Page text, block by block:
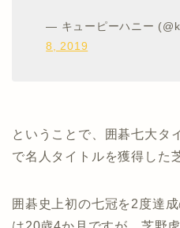
— キューピーハニー
8, 2019
ということで、囲碁七大タ
で名人タイトルを獲得した
囲碁史上初の七冠を2度達